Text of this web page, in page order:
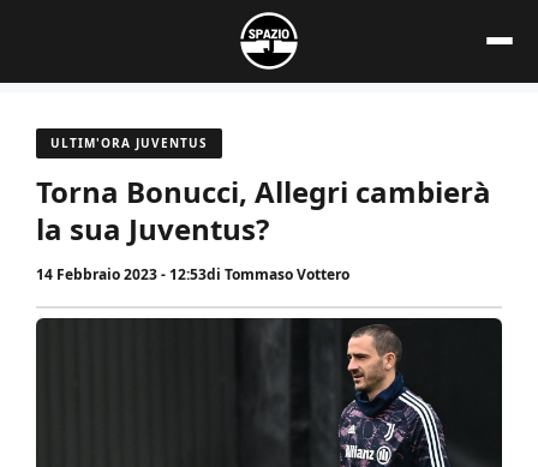
contenuto
ULTIM'ORA JUVENTUS
Torna Bonucci, Allegri cambierà
la sua Juventus?
14 Febbraio 2023 - 12:53di Tommaso Vottero